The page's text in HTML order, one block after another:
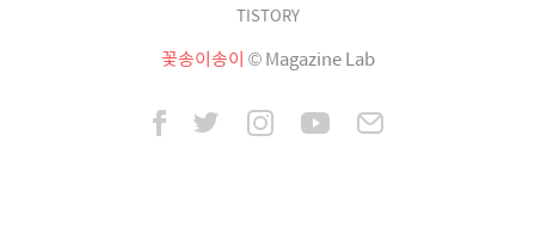
TISTORY
꽃송이송이 © Magazine Lab